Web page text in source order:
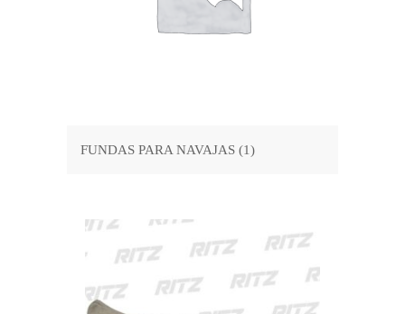
FUNDAS PARA NAVAJAS (1)